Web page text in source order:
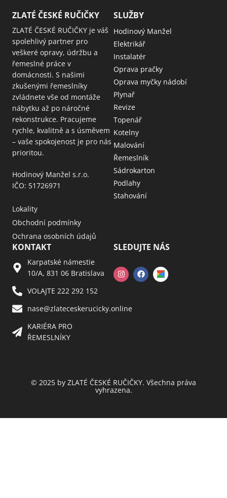
ZLATÉ ČESKÉ RUČIČKY
ZLATÉ ČESKÉ RUČIČKY je váš
spolehlivý partner pro
veškeré opravy, údržbu a
řemeslné práce v
domácnosti. S našimi
zkušenými řemeslníky
zvládnete vše od montáže
nábytku až po náročné
rekonstrukce. Pracujeme
rychle, kvalitně a s úsměvem
– vaše spokojenost je pro nás
prioritou.
Hodinový Manžel s.r.o.
IČO: 51726971
Lokality
Obchodní podmínky
Ochrana osobních údajů
SLUŽBY
Hodinový Manžel
Elektrikář
Instalatér
Oprava pračky
Oprava myčky nádobí
Plynař
Revize
Topenář
Kotelny
Malování
Řemeslník
Sádrokarton
Podlahy
Stahování
KONTAKT
Karpatské námestie
10/A, 831 06 Bratislava
VOLAJTE 222 292 152
nase@zlateceskerucicky.online
KARIÉRA PRO
ŘEMESLNÍKY
SLEDUJTE NÁS
© 2025 by ZLATÉ ČESKÉ RUČIČKY. Všechna práva
vyhrazena.